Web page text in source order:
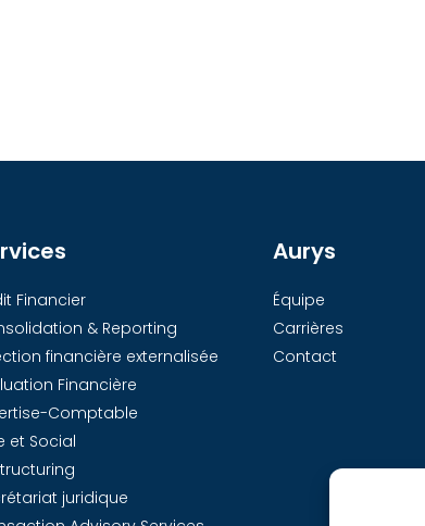
Financier
& Reporting
financière externalisée
Financière
Comptable
et Social
juridique
Aurys
Équipe
Carrières
Contact